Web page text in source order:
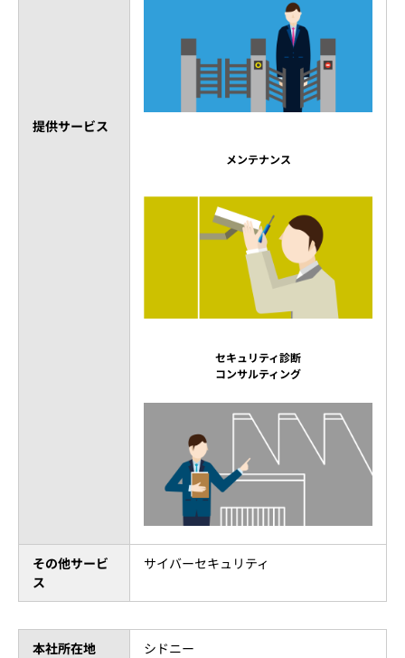
提供サービス
メンテナンス
セキュリティ診断
コンサルティング
その他サービ
ス
サイバーセキュリティ
本社所在地 シドニー